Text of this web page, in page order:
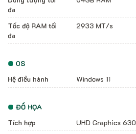
đa
Tốc độ RAM tối
đa
2933 MT/s
OS
Hệ điều hành
Windows 11
ĐỒ HỌA
Tích hợp
UHD Graphics 630